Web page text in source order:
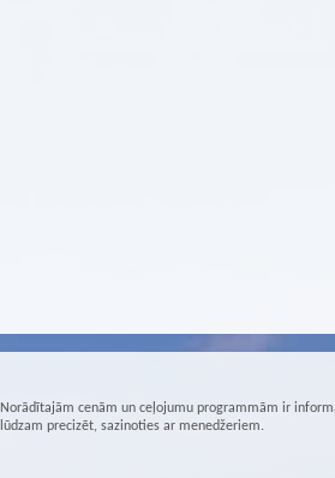
Norādītajām cenām un ceļojumu programmām ir
lūdzam precizēt, sazinoties ar menedžeriem.